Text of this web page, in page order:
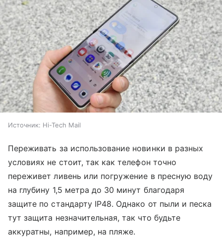
Источник: Hi-Tech Mail
Переживать за использование новинки в разных
условиях не стоит, так как телефон точно
переживет ливень или погружение в пресную воду
на глубину 1,5 метра до 30 минут благодаря
защите по стандарту IP48. Однако от пыли и песка
тут защита незначительная, так что будьте
аккуратны, например, на пляже.